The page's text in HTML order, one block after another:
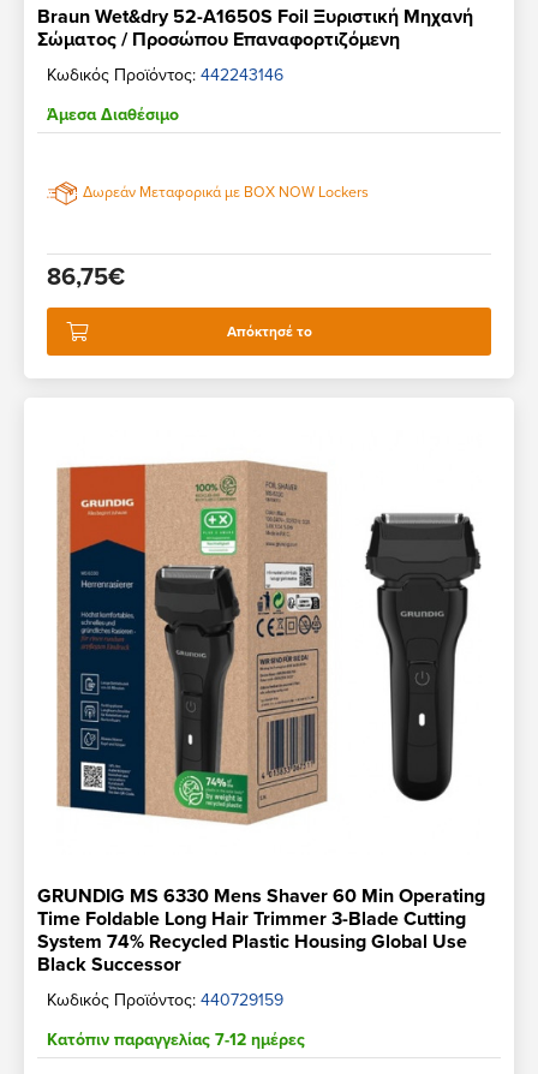
Braun Wet&dry 52-A1650S Foil Ξυριστική Μηχανή
Σώματος / Προσώπου Επαναφορτιζόμενη
Κωδικός Προϊόντος: 442243146
Άμεσα Διαθέσιμο
Δωρεάν Μεταφορικά με BOX NOW Lockers
86,75€
Απόκτησέ το
GRUNDIG MS 6330 Mens Shaver 60 Min Operating
Time Foldable Long Hair Trimmer 3-Blade Cutting
System 74% Recycled Plastic Housing Global Use
Black Successor
Κωδικός Προϊόντος: 440729159
Κατόπιν παραγγελίας 7-12 ημέρες